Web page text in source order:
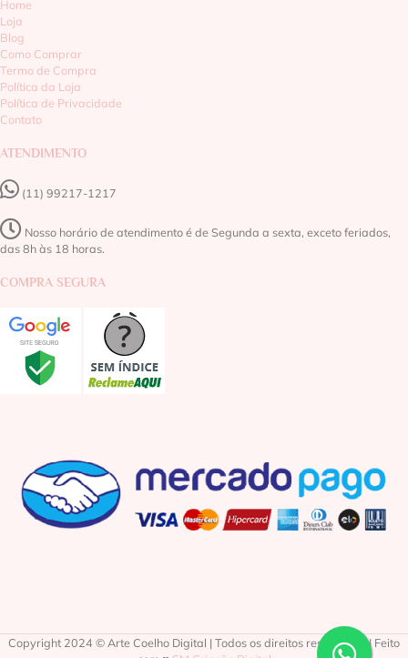
Home
Loja
Blog
Como Comprar
Termo de Compra
Política da Loja
Política de Privacidade
Contato
ATENDIMENTO
(11) 99217-1217‬
Nosso horário de atendimento é de Segunda a sexta, exceto feriados,
das 8h às 18 horas.
COMPRA SEGURA
Copyright 2024 © Arte Coelho Digital | Todos os direitos reservados | Feito